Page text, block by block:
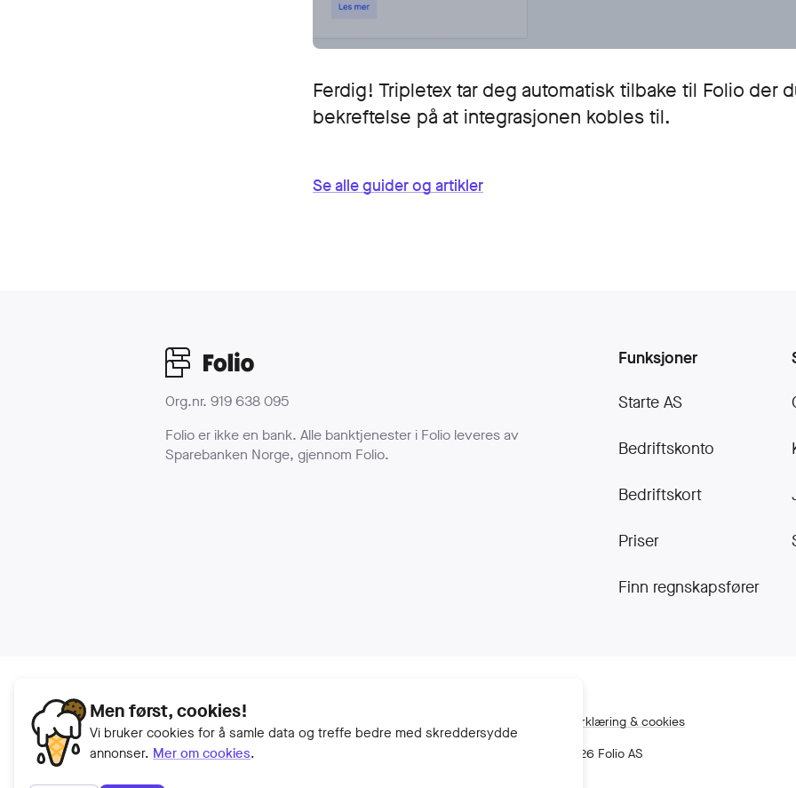
Men først, cookies!
Vi bruker cookies for å samle data og treffe bedre med skreddersydde
annonser. Mer om cookies.
Ferdig! Tripletex tar deg automatisk tilbake til Folio der
bekreftelse på at integrasjonen kobles til.
Se alle guider og artikler
Org.nr. 919 638 095
Folio er ikke en bank. Alle banktjenester i Folio leveres av
Sparebanken Norge, gjennom Folio.
Funksjoner
Starte AS
Bedriftskonto
Bedriftskort
Priser
Finn regnskapsfører
Personvern­erklæring & cookies
© 2026 Folio AS